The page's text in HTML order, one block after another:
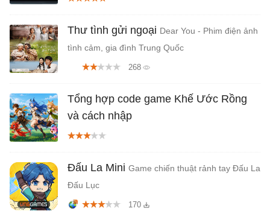
Thư tình gửi ngoại Dear You - Phim điện ảnh
tình cảm, gia đình Trung Quốc
268
Tổng hợp code game Khế Ước Rồng
và cách nhập
Đấu La Mini Game chiến thuật rảnh tay Đấu La
Đấu Lục
170